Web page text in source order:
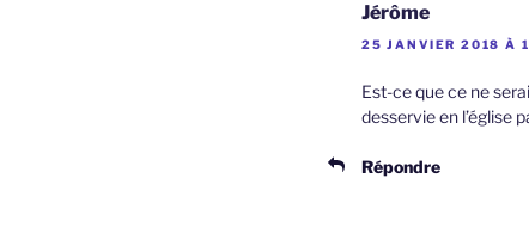
Jérôme
25 JANVIER 2018 À
Est-ce que ce ne
desservie en l’église
Répondre